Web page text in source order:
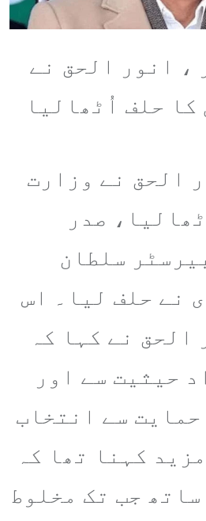
، انور الحق نے
کا حلف اُٹھالیا
الحق نے وزارت
صدر
سلطان
نے حلف لیا۔ اس
الحق نے کہا کہ
حیثیت سے اور
حمایت سے انتخاب
کہنا تھا کہ
ساتھ جب تک مخلوط